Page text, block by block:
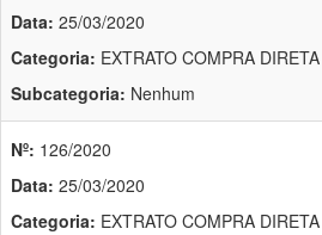
Data: 25/03/2020
Categoria: EXTRATO COMPRA DIRETA
Subcategoria: Nenhum
Nº: 126/2020
Data: 25/03/2020
Categoria: EXTRATO COMPRA DIRETA